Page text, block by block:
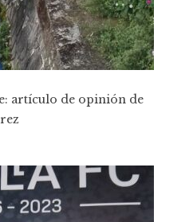
artículo de opinión de